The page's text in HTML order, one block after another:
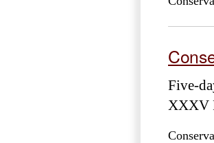
Five-
XXXV